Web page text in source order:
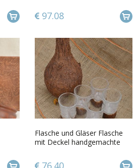
97.08
Flasche und Gläser Flasche
mit Deckel handgemachte
76.40